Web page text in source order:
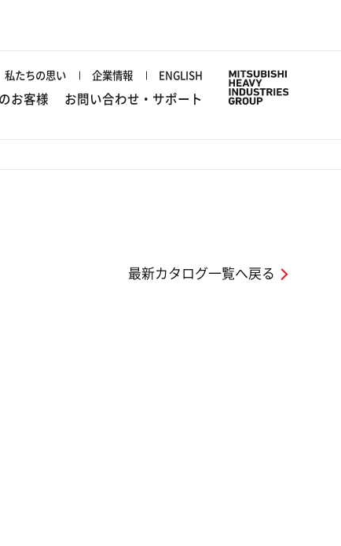
私たちの思い 企業情報 ENGLISH
お客様 お問い合わせ・サポート
最新カタログ一覧へ戻る